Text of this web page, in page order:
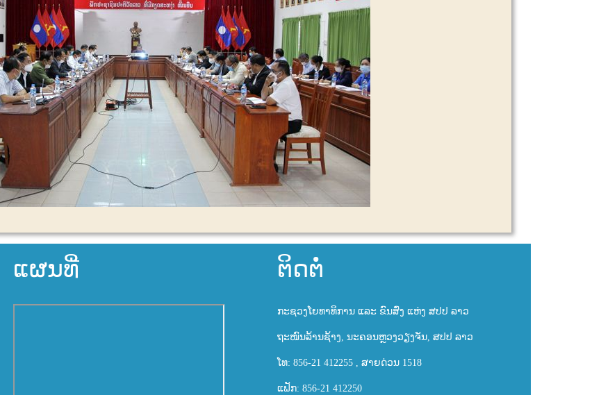
ແຜນທີ່ ຕິດຕໍ່
ກະຊວງໂຍທາທິການ ແລະ ຂົນສົ່ງ ແຫ່ງ ສປປ ລາວ
ຖະໜົນລ້ານຊ້າງ, ນະຄອນຫຼວງວຽງຈັນ, ສປປ ລາວ
ໂທ: 856-21 412255 , ສາຍດ່ວນ 1518
ແຟັກ: 856-21 412250